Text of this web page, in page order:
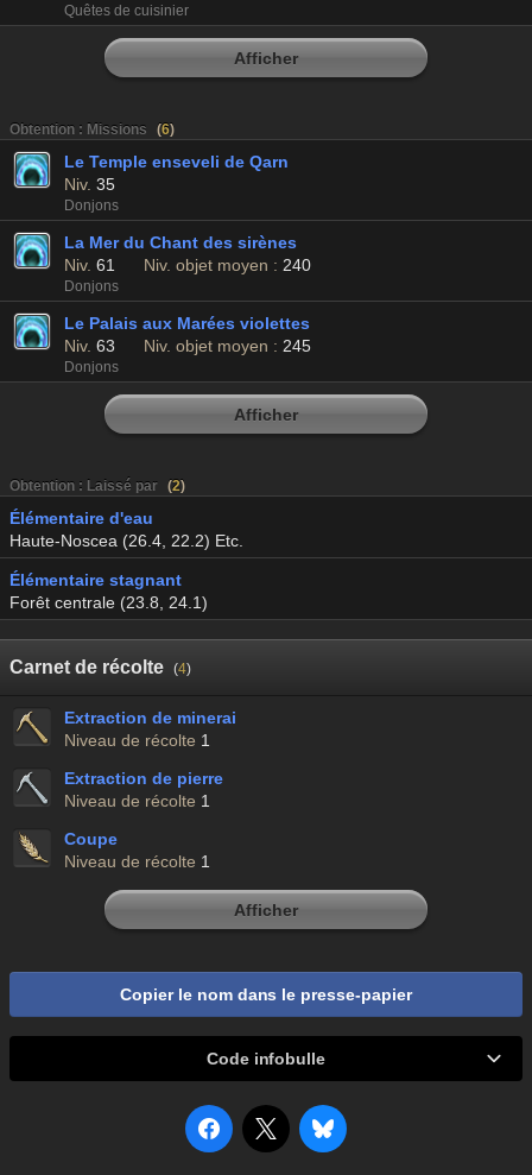
Quêtes de cuisinier
Afficher
Obtention : Missions (6)
Le Temple enseveli de Qarn
Niv. 35
Donjons
La Mer du Chant des sirènes
Niv. 61 Niv. objet moyen : 240
Donjons
Le Palais aux Marées violettes
Niv. 63 Niv. objet moyen : 245
Donjons
Afficher
Obtention : Laissé par (2)
Élémentaire d'eau
Haute-Noscea (26.4, 22.2) Etc.
Élémentaire stagnant
Forêt centrale (23.8, 24.1)
Carnet de récolte (4)
Extraction de minerai
Niveau de récolte 1
Extraction de pierre
Niveau de récolte 1
Coupe
Niveau de récolte 1
Afficher
Copier le nom dans le presse-papier
Code infobulle